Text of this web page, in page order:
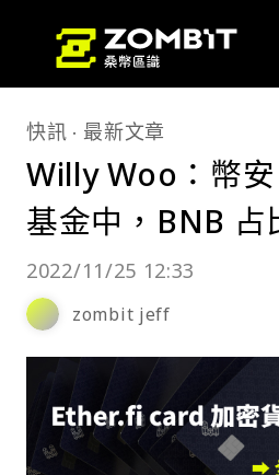
快訊 最新文章
Willy Woo：幣安
基金中，BNB 占
2022/11/25 12:33
zombit jeff